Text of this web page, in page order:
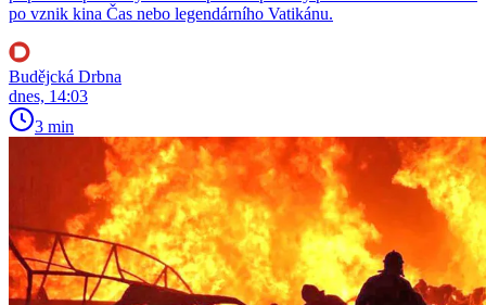
po vznik kina Čas nebo legendárního Vatikánu.
Budějcká Drbna
dnes, 14:03
3 min